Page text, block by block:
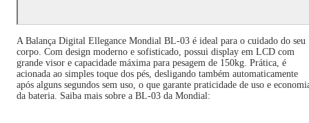
A Balança Digital Ellegance Mondial BL-03 é ideal para o cuidado do seu
corpo. Com design moderno e sofisticado, possui display em LCD com
grande visor e capacidade máxima para pesagem de 150kg. Prática, é
acionada ao simples toque dos pés, desligando também automaticamente
após alguns segundos sem uso, o que garante praticidade de uso e
da bateria. Saiba mais sobre a BL-03 da Mondial: